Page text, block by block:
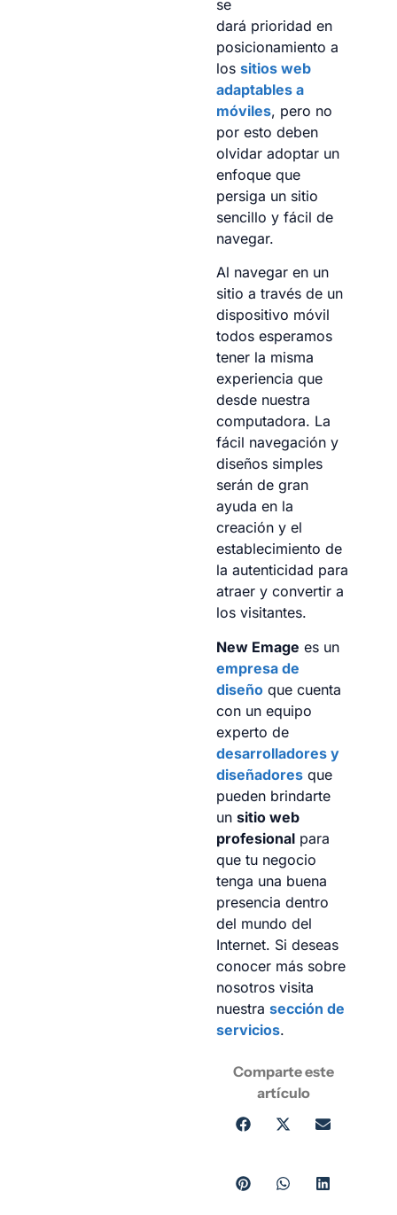
se
dará prioridad en
posicionamiento a
los sitios web
adaptables a
móviles, pero no
por esto deben
olvidar adoptar un
enfoque que
persiga un sitio
sencillo y fácil de
navegar.
Al navegar en un
sitio a través de un
dispositivo móvil
todos esperamos
tener la misma
experiencia que
desde nuestra
computadora. La
fácil navegación y
diseños simples
serán de gran
ayuda en la
creación y el
establecimiento de
la autenticidad para
atraer y convertir a
los visitantes.
New Emage es un
empresa de
diseño que cuenta
con un equipo
experto de
desarrolladores y
diseñadores que
pueden brindarte
un sitio web
profesional para
que tu negocio
tenga una buena
presencia dentro
del mundo del
Internet. Si deseas
conocer más sobre
nosotros visita
nuestra sección de
servicios.
Comparte este
artículo